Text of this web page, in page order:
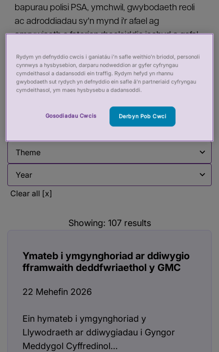
bapurau polisi PSA, ymchwil, gwybodaeth reoli
ac adroddiadau sy'n mynd i'r afael ag
amrywiaeth o faterion rheoleiddio iechyd a gofal.
Filter by:
Clear all [x]
Showing: 107 results
Ymateb i ymgynghoriad ar ddiwygio
fframwaith deddfwriaethol y GMC
22 Mehefin 2026
Ein hymateb i ymgynghoriad y
Llywodraeth ar ddiwygiadau i Gyngor
Meddygol Cyffredinol...
Rydym yn defnyddio cwcis i ganiatáu i’n safle weithio’n briodol, personoli
cynnwys a hysbysebion, darparu nodweddion ar gyfer cyfryngau
cymdeithasol a dadansoddi ein traffig. Rydym hefyd yn rhannu
gwybodaeth sut rydych yn defnyddio ein safle â’n partneriaid cyfryngau
cymdeithasol, ym maes hysbysebu a dadansoddi.
Gosodiadau Cwcis Derbyn Pob Cwci